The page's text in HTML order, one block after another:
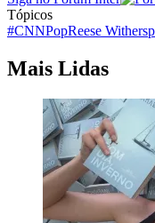
Tópicos
#CNNPopReese
Mais Lidas